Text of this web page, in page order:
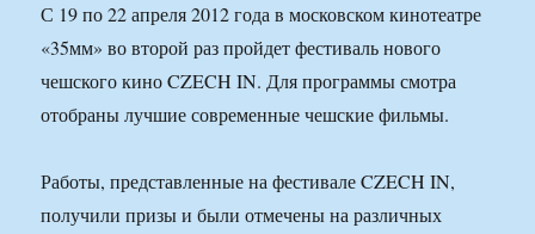
С 19 по 22 апреля 2012 года в московском кинотеатре
«35мм» во второй раз пройдет фестиваль нового
чешского кино CZECH IN. Для программы смотра
отобраны лучшие современные чешские фильмы.
Работы, представленные на фестивале CZECH IN,
получили призы и были отмечены на различных